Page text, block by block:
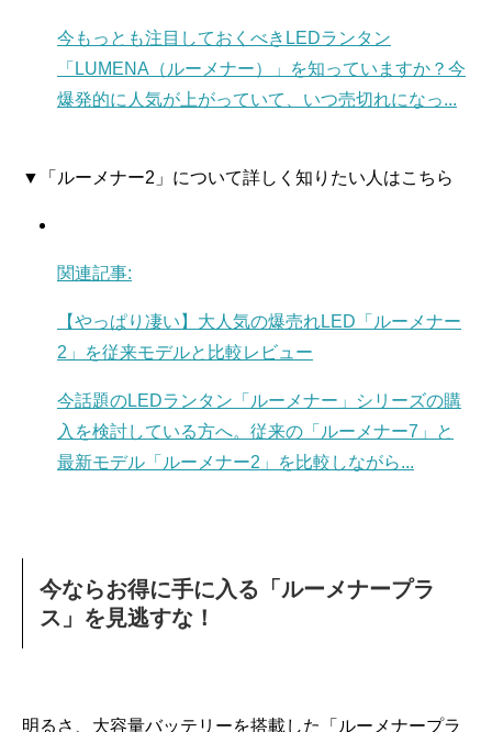
今もっとも注目しておくべきLEDランタン
「LUMENA（ルーメナー）」を知っていますか？今
爆発的に人気が上がっていて、いつ売切れになっ...
▼「ルーメナー2」について詳しく知りたい人はこちら
関連記事:
【やっぱり凄い】大人気の爆売れLED「ルーメナー
2」を従来モデルと比較レビュー
今話題のLEDランタン「ルーメナー」シリーズの購
入を検討している方へ。従来の「ルーメナー7」と
最新モデル「ルーメナー2」を比較しながら...
今ならお得に手に入る「ルーメナープラ
ス」を見逃すな！
明るさ、大容量バッテリーを搭載した「ルーメナープラ